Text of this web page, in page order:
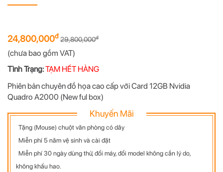
24,800,000đ29,800,000đ
(chưa bao gồm VAT)
Tình Trạng:TẠM HẾT HÀNG
Phiên bản chuyên đồ họa cao cấp với Card 12GB Nvidia
Quadro A2000 (New ful box)
Khuyến Mãi
Tặng (Mouse) chuột văn phòng có dây
Miễn phí 5 năm vệ sinh và cài đặt
Miễn phí 30 ngày dùng thử, đổi máy, đổi model không cần lý do,
không khấu hao.